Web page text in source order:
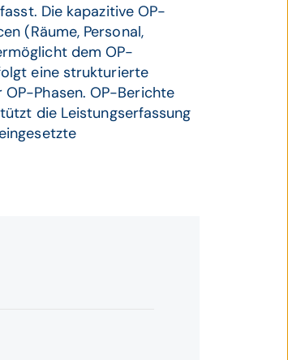
Die kapazitive OP-
(Räume, Personal,
dem OP-
eine strukturierte
Phasen. OP-Berichte
die Leistungserfassung